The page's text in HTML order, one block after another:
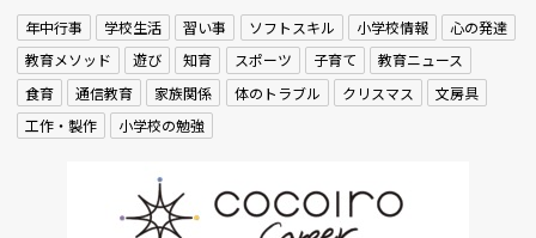
年中行事 学校生活 習い事 ソフトスキル 小学校情報
心の発達
教育メソッド
遊び 知育 スポーツ 子育て
教育ニュース
食育
通信教育 家族関係 体のトラブル クリスマス
文房具
工作・製作
小学校の勉強